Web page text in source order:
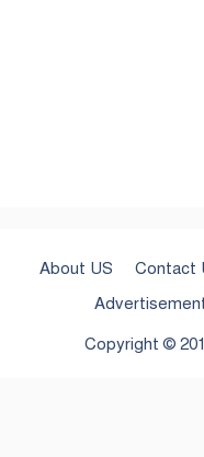
About US Contact
Copyright ©